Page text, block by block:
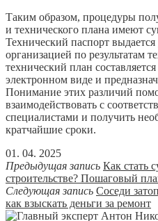
Таким образом, процедуры
и технического плана имеют
Технический паспорт
организацией по результатам
технический план
электронном виде и
Понимание этих различий
взаимодействовать с
специалистами и получить
кратчайшие сроки.
01. 04. 2025
Предыдущая запись Как стать
строительстве? Пошаговый
Следующая запись Соседи
как взыскать деньги за ремонт